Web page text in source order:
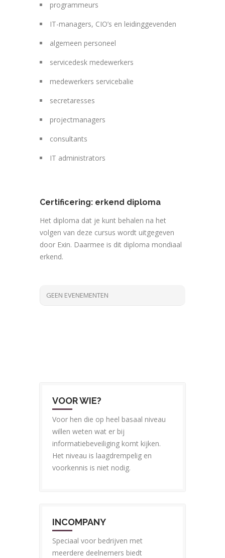
programmeurs
IT-managers, CIO’s en leidinggevenden
algemeen personeel
servicedesk medewerkers
medewerkers servicebalie
secretaresses
projectmanagers
consultants
IT administrators
Certificering: erkend diploma
Het diploma dat je kunt behalen na het
volgen van deze cursus wordt uitgegeven
door Exin. Daarmee is dit diploma mondiaal
erkend.
GEEN EVENEMENTEN
VOOR WIE?
Voor hen die op heel basaal niveau
willen weten wat er bij
informatiebeveiliging komt kijken.
Het niveau is laagdrempelig en
voorkennis is niet nodig.
INCOMPANY
Speciaal voor bedrijven met
meerdere deelnemers biedt